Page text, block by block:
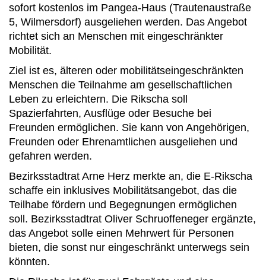
sofort kostenlos im Pangea-Haus (Trautenaustraße
5, Wilmersdorf) ausgeliehen werden. Das Angebot
richtet sich an Menschen mit eingeschränkter
Mobilität.
Ziel ist es, älteren oder mobilitätseingeschränkten
Menschen die Teilnahme am gesellschaftlichen
Leben zu erleichtern. Die Rikscha soll
Spazierfahrten, Ausflüge oder Besuche bei
Freunden ermöglichen. Sie kann von Angehörigen,
Freunden oder Ehrenamtlichen ausgeliehen und
gefahren werden.
Bezirksstadtrat Arne Herz merkte an, die E-Rikscha
schaffe ein inklusives Mobilitätsangebot, das die
Teilhabe fördern und Begegnungen ermöglichen
soll. Bezirksstadtrat Oliver Schruoffeneger ergänzte,
das Angebot solle einen Mehrwert für Personen
bieten, die sonst nur eingeschränkt unterwegs sein
könnten.